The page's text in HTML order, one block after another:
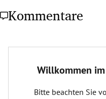
Kommentare